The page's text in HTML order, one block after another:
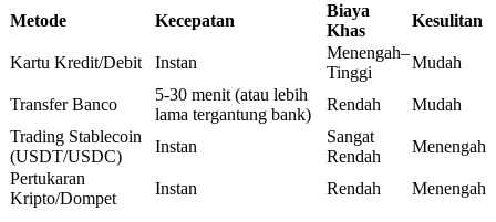
Copy Trading
Metode Kecepatan
Biaya
Khas
Kesulitan
Kartu Kredit/Debit Instan
Menengah–
Tinggi
Mudah
Transfer Banco
5-30 menit (atau lebih
lama tergantung bank)
Rendah
Mudah
Trading Stablecoin
(USDT/USDC)
Instan
Sangat
Rendah
Menengah
Pertukaran
Kripto/Dompet
Instan Rendah Menengah